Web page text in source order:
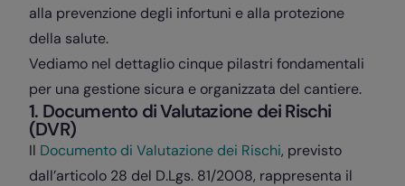
alla prevenzione degli infortuni e alla protezione
della salute.
Vediamo nel dettaglio cinque pilastri fondamentali
per una gestione sicura e organizzata del cantiere.
1. Documento di Valutazione dei Rischi
(DVR)
Il Documento di Valutazione dei Rischi, previsto
dall’articolo 28 del D.Lgs. 81/2008, rappresenta il